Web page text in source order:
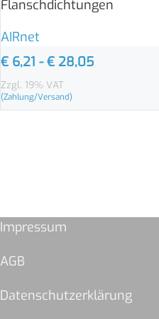
Flanschdichtungen
AIRnet
€ 6,21 -€ 28,05
Zzgl. 19% VAT
(Zahlung/Versand)
Impressum
AGB
Datenschutzerklärung